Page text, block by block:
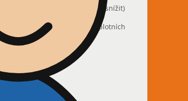
spotřebu může výrazně snížit)
přesné řízení teploty při teplotních